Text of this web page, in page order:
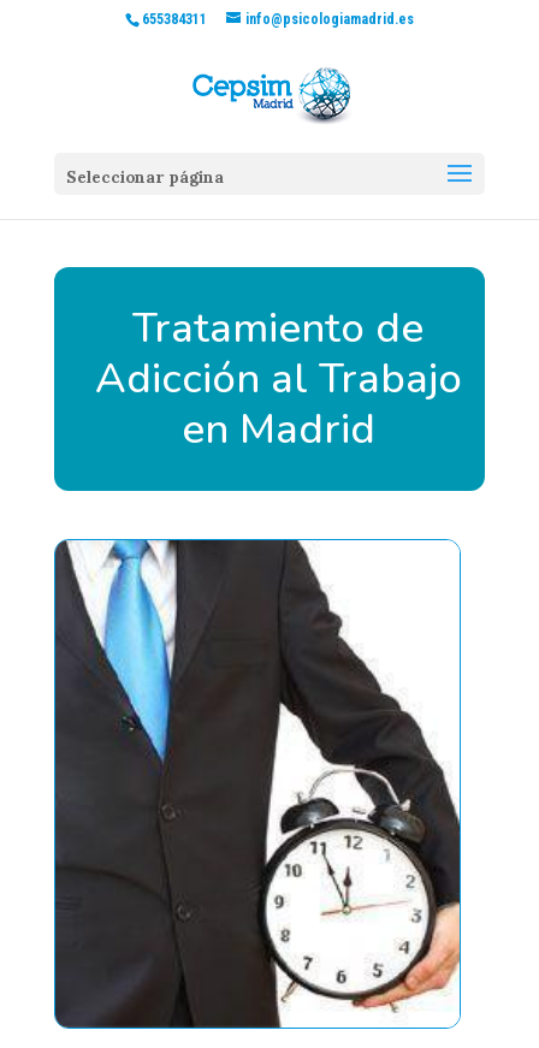
655384311 info@psicologiamadrid.es
Seleccionar página
Tratamiento de
Adicción al Trabajo
en Madrid